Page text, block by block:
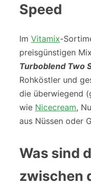
Speed
Im Vitamix-
preisgünstigen
Turboblend Two
Rohköstler und
die überwiegend
wie Nicecream,
aus Nüssen oder
Was sind
zwischen